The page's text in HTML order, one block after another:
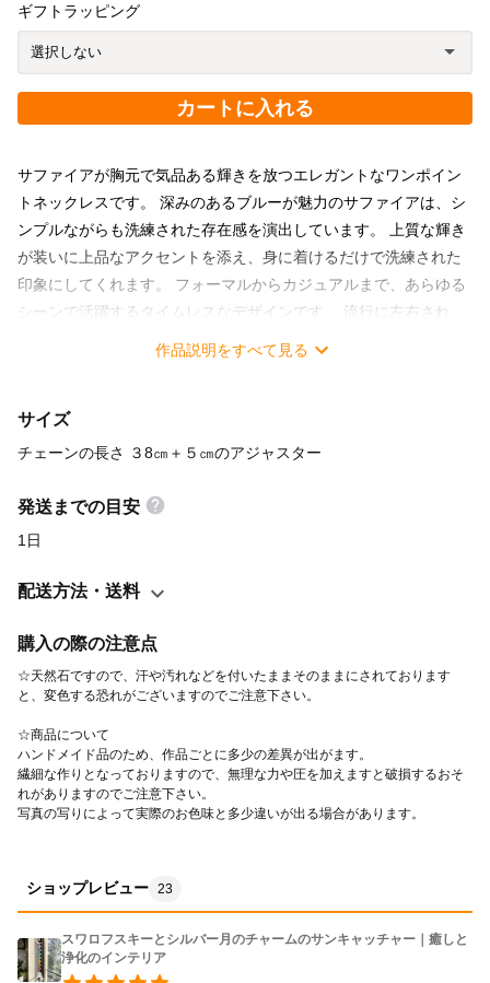
ギフトラッピング
カートに入れる
サファイアが胸元で気品ある輝きを放つエレガントなワンポイン
トネックレスです。 深みのあるブルーが魅力のサファイアは、シ
ンプルながらも洗練された存在感を演出しています。 上質な輝き
が装いに上品なアクセントを添え、身に着けるだけで洗練された
印象にしてくれます。 フォーマルからカジュアルまで、あらゆる
シーンで活躍するタイムレスなデザインです。 流行に左右され
ず、長く愛用できるネックレスです。 【サファイアの石の意味】
を高めることで、自分にとってその時必要なチャンスなどを掴む
助けにもなってくれます。 カリスマ性、勝利運、金運などを高
【サファイアの大きさ】 10㎜玉を使っています。 【チェーン
の長さ】 ３8㎝＋５㎝のアジャスター ★5ｃｍのアジスターを調節
作品説明をすべて見る
サイズ
チェーンの長さ ３8㎝＋５㎝のアジャスター
発送までの目安
1日
配送方法・送料
購入の際の注意点
☆天然石ですので、汗や汚れなどを付いたままそのままにされております
と、変色する恐れがございますのでご注意下さい。
☆商品について
ハンドメイド品のため、作品ごとに多少の差異が出がます。
繊細な作りとなっておりますので、無理な力や圧を加えますと破損するおそ
れがありますのでご注意下さい。
写真の写りによって実際のお色味と多少違いが出る場合があります。
ショップレビュー 23
スワロフスキーとシルバー月のチャームのサンキャッチャー｜癒しと
浄化のインテリア